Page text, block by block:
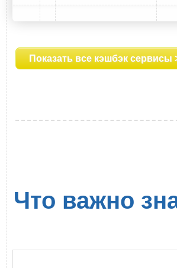
Показать все кэшбэк сервисы
Что важно